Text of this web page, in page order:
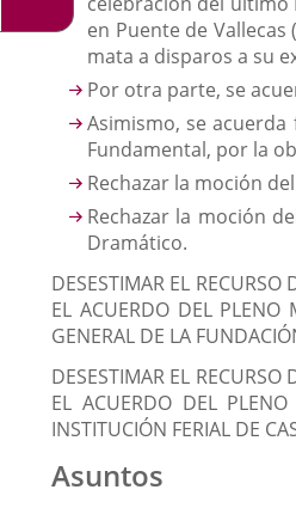
en Puente de
mata a disparos a su
Por otra parte, se
Asimismo, se
Fundamental, por la
Rechazar la moción
Rechazar la moción
Dramático.
DESESTIMAR EL
EL ACUERDO DEL PLENO
GENERAL DE LA
DESESTIMAR EL
EL ACUERDO DEL
INSTITUCIÓN FERIAL DE
Asuntos